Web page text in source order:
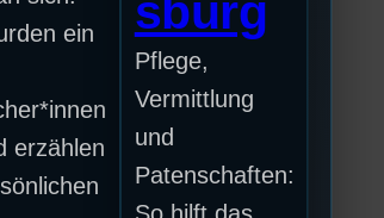
ein
erzählen
sburg
Pflege,
Vermittlung
und
Patenschaften: